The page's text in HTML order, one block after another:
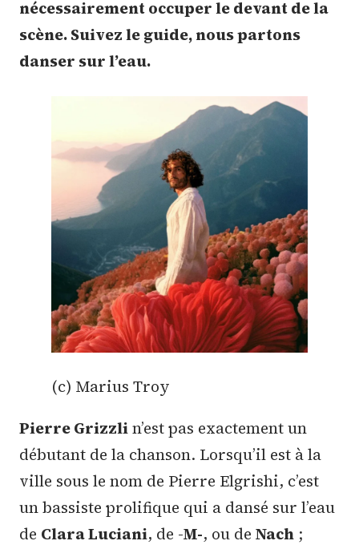
nécessairement occuper le devant de la
scène. Suivez le guide, nous partons
danser sur l’eau.
(c) Marius Troy
Pierre Grizzlin’est pas exactement un
débutant de la chanson. Lorsqu’il est à la
ville sous le nom de Pierre Elgrishi, c’est
un bassiste prolifique qui a dansé sur l’eau
de Clara Luciani, de -M-, ou de Nach ;